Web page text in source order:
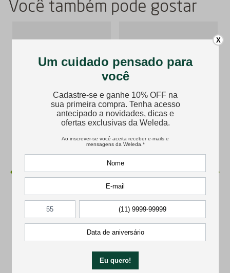
Você também pode gostar
Óleo Corporal Arnica
100ml
Babycreme 120ml
X